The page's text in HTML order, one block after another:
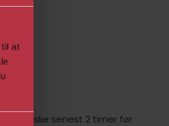
at
det ske senest 2 timer før